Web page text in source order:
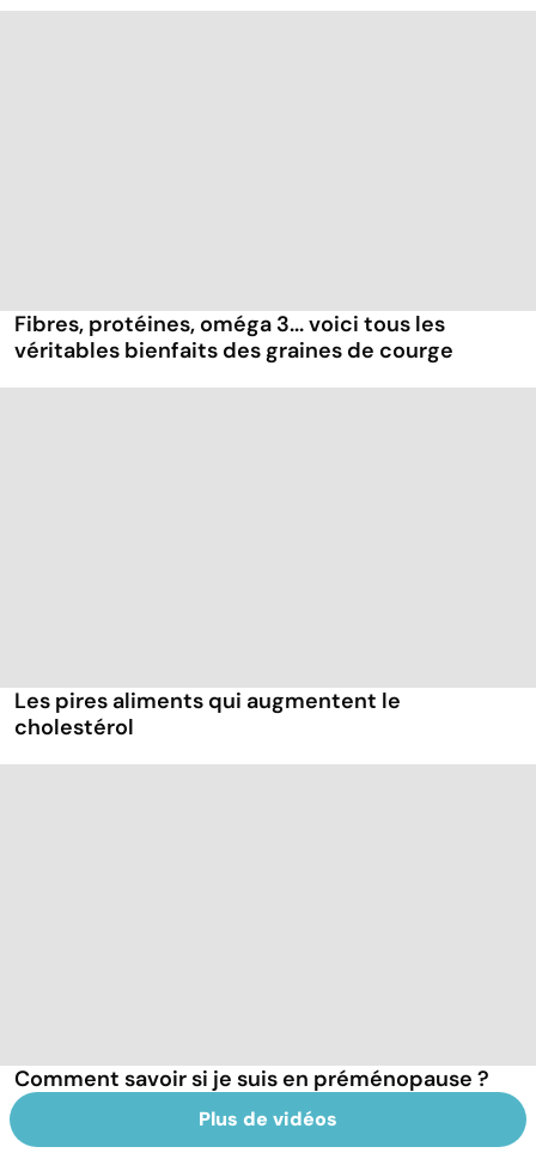
Fibres, protéines, oméga 3... voici tous les
véritables bienfaits des graines de courge
Les pires aliments qui augmentent le
cholestérol
Comment savoir si je suis en préménopause ?
Plus de vidéos